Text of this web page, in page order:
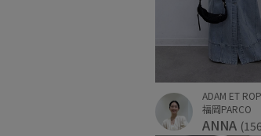
ADAM ET
福岡PARCO
ANNA